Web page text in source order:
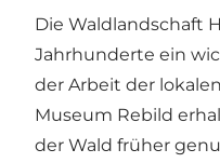
Die Waldlandschaft
Jahrhunderte ein
der Arbeit der
Museum Rebild
der Wald früher